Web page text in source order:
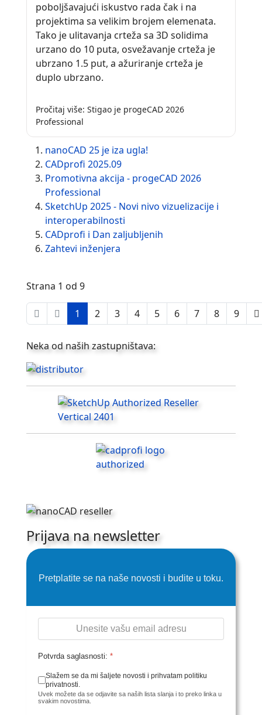
poboljšavajući iskustvo rada čak i na
projektima sa velikim brojem elemenata.
Tako je ulitavanja crteža sa 3D solidima
urzano do 10 puta, osvežavanje crteža je
ubrzano 1.5 put, a ažuriranje crteža je
duplo ubrzano.
Pročitaj više: Stigao je progeCAD 2026
Professional
nanoCAD 25 je iza ugla!
CADprofi 2025.09
Promotivna akcija - progeCAD 2026
Professional
SketchUp 2025 - Novi nivo vizuelizacije i
interoperabilnosti
CADprofi i Dan zaljubljenih
Zahtevi inženjera
Strana 1 od 9
1 2 3 4 5 6 7 8 9
Neka od naših zastupništava:
Prijava na newsletter
Pretplatite se na naše novosti i budite u toku.
Potvrda saglasnosti: *
Slažem se da mi šaljete novosti i prihvatam politiku
privatnosti.
Uvek možete da se odjavite sa naših lista slanja i to preko linka u
svakim novostima.